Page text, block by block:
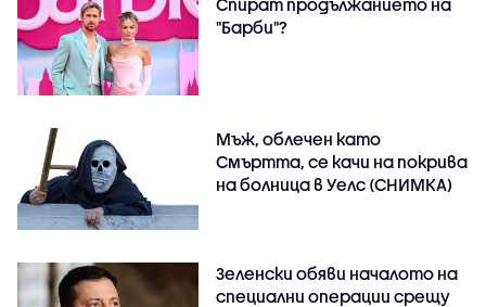
Спират продължанието на
"Барби"?
Мъж, облечен като
Смъртта, се качи на покрива
на болница в Уелс (СНИМКА)
Зеленски обяви началото на
специални операции срещу